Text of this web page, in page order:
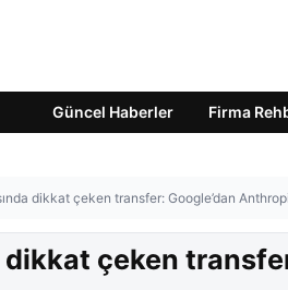
Güncel Haberler Firma
dikkat çeken transfer: Google’dan
çeken